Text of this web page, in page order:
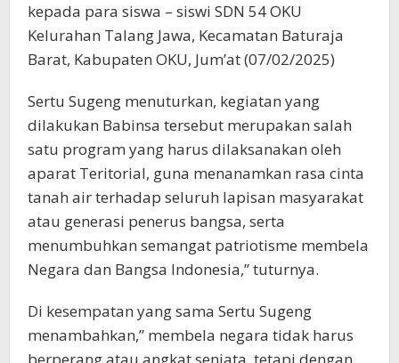
kepada para siswa – siswi SDN 54 OKU
Kelurahan Talang Jawa, Kecamatan Baturaja
Barat, Kabupaten OKU, Jum’at (07/02/2025)
Sertu Sugeng menuturkan, kegiatan yang
dilakukan Babinsa tersebut merupakan salah
satu program yang harus dilaksanakan oleh
aparat Teritorial, guna menanamkan rasa cinta
tanah air terhadap seluruh lapisan masyarakat
atau generasi penerus bangsa, serta
menumbuhkan semangat patriotisme membela
Negara dan Bangsa Indonesia,” tuturnya.
Di kesempatan yang sama Sertu Sugeng
menambahkan,” membela negara tidak harus